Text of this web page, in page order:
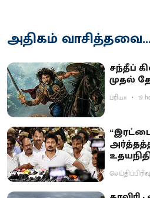
அதிகம்
சந்தீப்
முதல்
ப்ரியா 19
செய்திப்பிரிவு